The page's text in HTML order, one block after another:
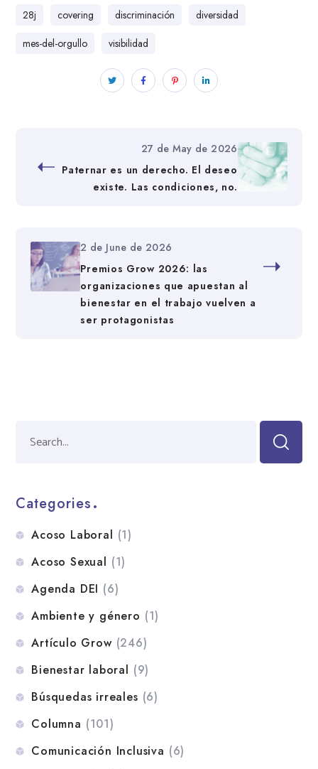
28j covering discriminación
diversidad
mes-del-orgullo
visibilidad
27 de May de 2026
Paternar es un derecho. El deseo
existe. Las condiciones, no.
2 de June de 2026
Premios Grow 2026: las
organizaciones que apuestan al
bienestar en el trabajo vuelven a
ser protagonistas
Categories
Acoso Laboral (1)
Acoso Sexual (1)
Agenda DEI (6)
Ambiente y género (1)
Artículo Grow (246)
Bienestar laboral (9)
Búsquedas irreales (6)
Columna (101)
Comunicación Inclusiva (6)